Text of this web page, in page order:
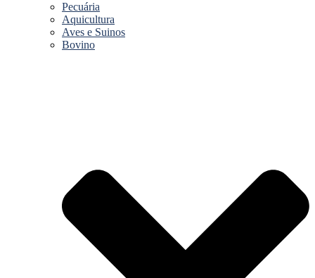
Pecuária
Aquicultura
Aves e Suinos
Bovino